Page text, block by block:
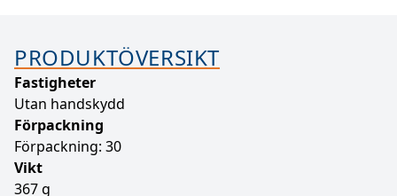
PRODUKTÖVERSIKT
Fastigheter
Utan handskydd
Förpackning
Förpackning: 30
Vikt
367 g